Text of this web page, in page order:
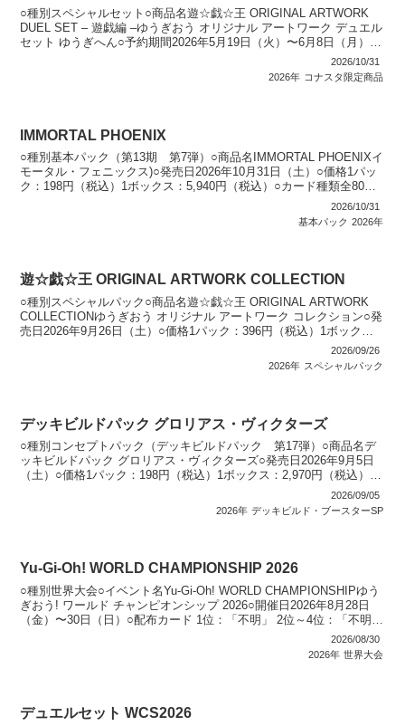
○種別スペシャルセット○商品名遊☆戯☆王 ORIGINAL ARTWORK
DUEL SET – 遊戯編 –ゆうぎおう オリジナル アートワーク デュエル
セット ゆうぎへん○予約期間2026年5月19日（火）〜6月8日（月）
2026/10/31
2026年 コナスタ限定商品
IMMORTAL PHOENIX
○種別基本パック（第13期 第7弾）○商品名IMMORTAL PHOENIXイ
モータル・フェニックス)○発売日2026年10月31日（土）○価格1パッ
ク：198円（税込）1ボックス：5,940円（税込）○カード種類全80種
2026/10/31
基本パック 2026年
遊☆戯☆王 ORIGINAL ARTWORK COLLECTION
○種別スペシャルパック○商品名遊☆戯☆王 ORIGINAL ARTWORK
COLLECTIONゆうぎおう オリジナル アートワーク コレクション○発
売日2026年9月26日（土）○価格1パック：396円（税込）1ボック
2026/09/26
2026年 スペシャルパック
デッキビルドパック グロリアス・ヴィクターズ
○種別コンセプトパック（デッキビルドパック 第17弾）○商品名デ
ッキビルドパック グロリアス・ヴィクターズ○発売日2026年9月5日
（土）○価格1パック：198円（税込）1ボックス：2,970円（税込）○
2026/09/05
2026年 デッキビルド・ブースターSP
Yu-Gi-Oh! WORLD CHAMPIONSHIP 2026
○種別世界大会○イベント名Yu-Gi-Oh! WORLD CHAMPIONSHIPゆう
ぎおう! ワールド チャンピオンシップ 2026○開催日2026年8月28日
（金）〜30日（日）○配布カード 1位：「不明」 2位～4位：「不明」
2026/08/30
2026年 世界大会
デュエルセット WCS2026